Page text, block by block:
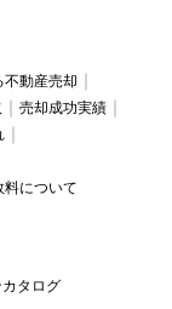
不動産売却
売却成功実績
料について
タログ